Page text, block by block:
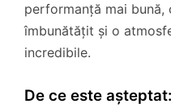
performanță mai bună,
îmbunătățit și o
incredibile.
De ce este așteptat: